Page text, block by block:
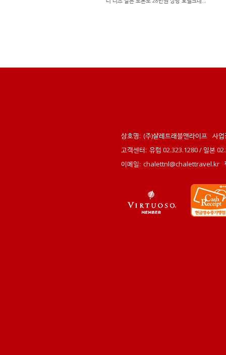
상호명: (주)샬레트래블앤라이프 사
고객센터: 유럽 02.323.1280 / 일본
이메일: chalettnl@chalettravel.kr